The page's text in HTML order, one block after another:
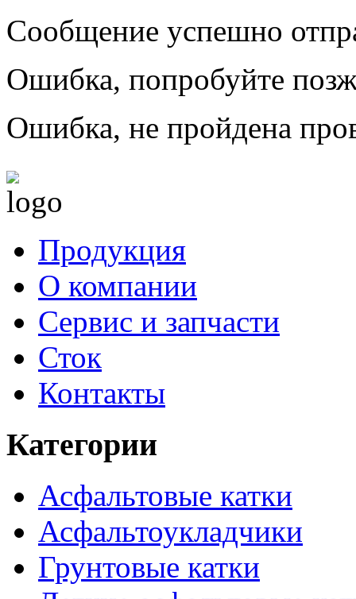
Сообщение успешно
Ошибка, попробуйте
Ошибка, не пройдена
Продукция
О компании
Сервис и запчасти
Сток
Контакты
Категории
Асфальтовые катки
Асфальтоукладчики
Грунтовые катки